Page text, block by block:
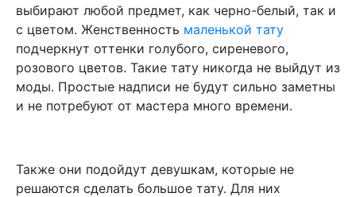
выбирают любой предмет, как черно-белый, так и
с цветом. Женственность маленькой тату
подчеркнут оттенки голубого, сиреневого,
розового цветов. Такие тату никогда не выйдут из
моды. Простые надписи не будут сильно заметны
и не потребуют от мастера много времени.
Также они подойдут девушкам, которые не
решаются сделать большое тату. Для них